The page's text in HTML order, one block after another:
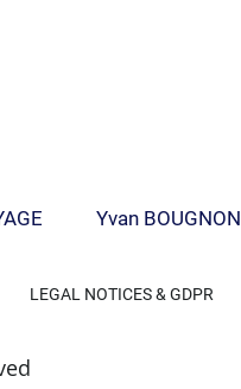
Yvan BOUGNON
LEGAL NOTICES & GDPR